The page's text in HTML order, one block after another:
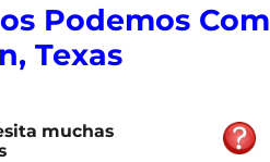
Podemos
Texas
muchas